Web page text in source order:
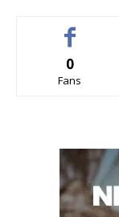
0
Fans